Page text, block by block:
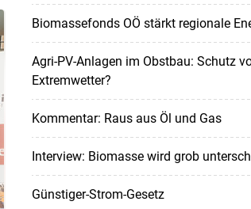
Biomassefonds OÖ stärkt regionale
Agri-PV-Anlagen im Obstbau: Schutz
Extremwetter?
Kommentar: Raus aus Öl und Gas
Interview: Biomasse wird grob
Günstiger-Strom-Gesetz